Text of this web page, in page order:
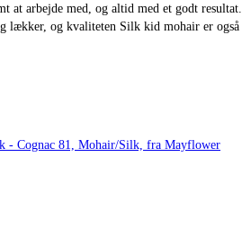
at arbejde med, og altid med et godt resultat.
lækker, og kvaliteten Silk kid mohair er også